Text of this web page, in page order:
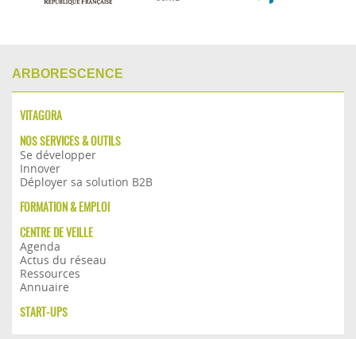
ARBORESCENCE
VITAGORA
NOS SERVICES & OUTILS
Se développer
Innover
Déployer sa solution B2B
FORMATION & EMPLOI
CENTRE DE VEILLE
Agenda
Actus du réseau
Ressources
Annuaire
START-UPS